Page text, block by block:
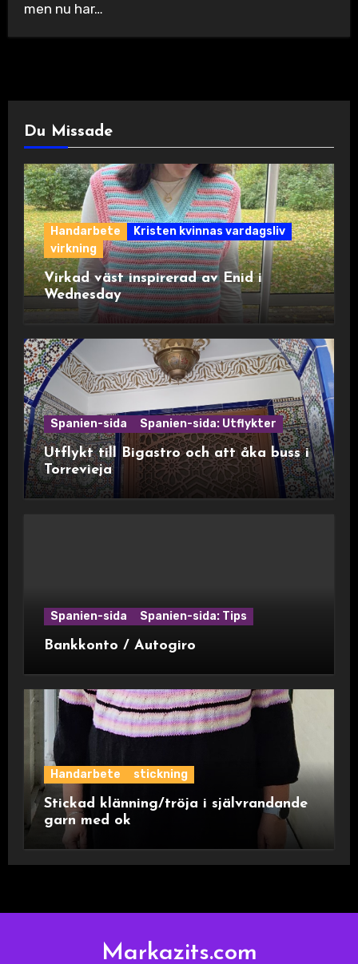
men nu har…
Du Missade
Handarbete
Kristen kvinnas vardagsliv
virkning
Virkad väst inspirerad av Enid i
Wednesday
Spanien-sida Spanien-sida: Utflykter
Utflykt till Bigastro och att åka buss i
Torrevieja
Spanien-sida Spanien-sida: Tips
Bankkonto / Autogiro
Handarbete stickning
Stickad klänning/tröja i självrandande
garn med ok
Markazits.com